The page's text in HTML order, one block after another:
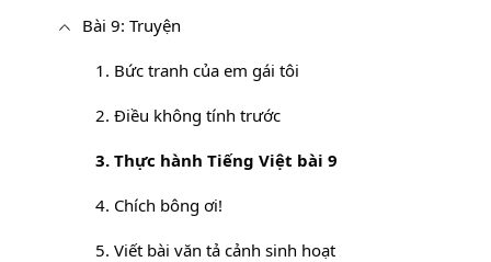
Bài 9: Truyện
1. Bức tranh của em gái tôi
2. Điều không tính trước
3. Thực hành Tiếng Việt bài 9
4. Chích bông ơi!
5. Viết bài văn tả cảnh sinh hoạt